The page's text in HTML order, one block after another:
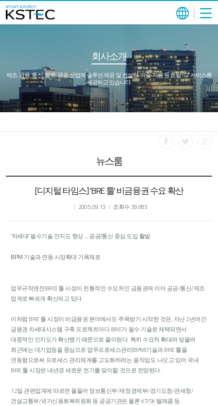
회사소개
제조, 금융, 통신, 물류, 공공 산업에 솔루션 제공 및 컨설팅, 기술 지원 등 토탈 ICT 서비스를
제공하고 있습니다.
뉴스룸
[디지털 타임스] 'BRE 툴' 비금융권 수요 확산
2005.09.13 조회수 39,685
'차세대' 필수기술 인지도 향상 ... 공공/통신 중심 도입 활발
BPM 기술과 연동 시장확대 기폭제로
업무규칙엔진(BRE) 툴 시장이 전통적인 수요처인 금융권에 이어 공공/통신/제조
업계로 빠르게 확산되고 있다.
이처럼 BRE 툴 시장이 비금융권 분야에서도 주목받기 시작한 것은, 지난 2년여간
금융권 차세대시스템 구축 프로젝트마다 BRE가 필수 기술로 채택되면서
대중적인 인지도가 확산됐기 때문으로 풀이된다. 특히 수요처 확대와 맞물려
최근에는 대기업등을 중심으로 업무프로세스관리(BPM)기술과 BRE 툴을
연동함으로써 프로세스 관리체계를 고도화하려는 움직임도 나오고 있어 국내
BRE 툴 시장은 내년경 새로운 전기를 맞이할 것으로 전망된다.
12일 관련업계에 따르면 올들어 정보통신부/재정경제부/경기도청/관세청/
건설교통부/국가신용회복위원회 등 공공기관은 물론 KT/SK 텔레콤 등